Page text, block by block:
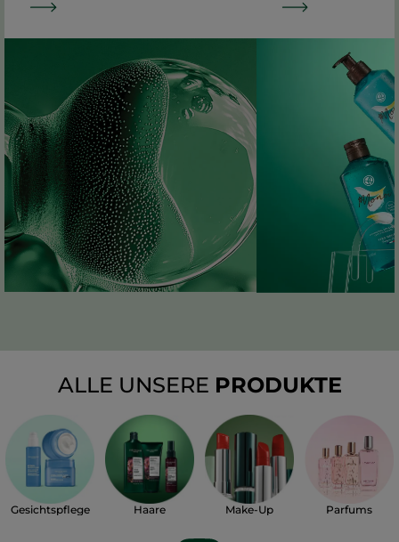
ALLE UNSERE PRODUKTE
Gesichtspflege Haare Make-Up Parfums